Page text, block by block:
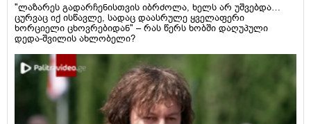
"ლაზარეს გადარჩენისთვის იბრძოლა, ხელს არ უშვებდა…
ცურვაც იქ ისწავლე, სადაც დაასრულე ყველაფერი
ხორციელი ცხოვრებიდან" – რას წერს ხობში დაღუპული
დედა-შვილის ახლობელი?